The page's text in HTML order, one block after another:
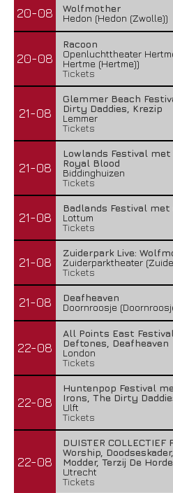
20-08
Wolfmother
Hedon (Hedon (Zwolle))
20-08
Racoon
Openluchttheater
Hertme (Hertme))
Tickets
21-08
Glemmer Beach
Dirty Daddies, Krezip
Lemmer
Tickets
21-08
Lowlands Festival met
Royal Blood
Biddinghuizen
Tickets
21-08
Badlands Festival met
Lottum
Tickets
21-08
Zuiderpark Live:
Zuiderparktheater
Tickets
21-08
Deafheaven
Doornroosje
22-08
All Points East
Deftones, Deafheaven
London
Tickets
22-08
Huntenpop Festival
Irons, The Dirty
Ulft
Tickets
22-08
DUISTER
Worship,
Modder, Terzij De Horde
Utrecht
Tickets